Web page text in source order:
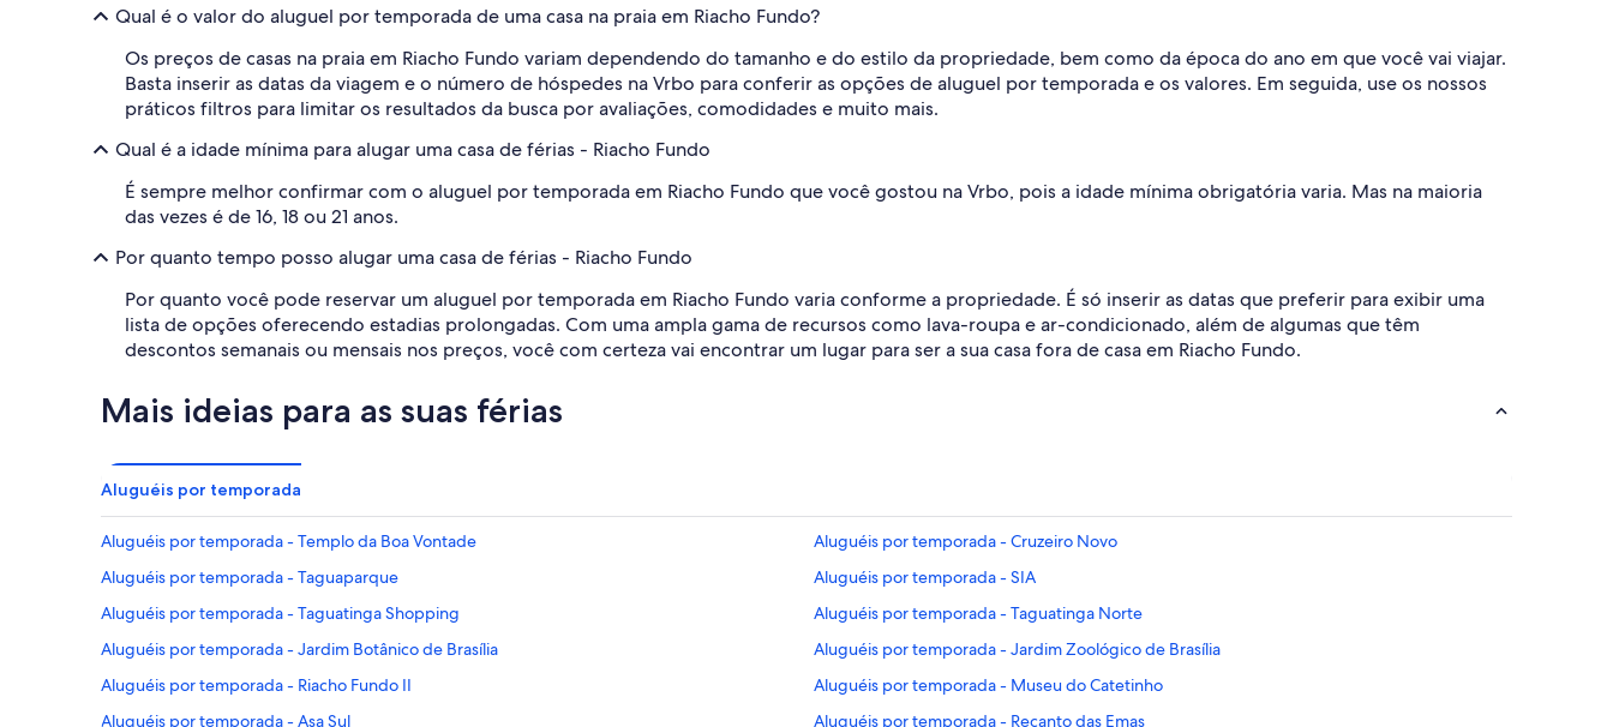
Qual é o valor do aluguel por temporada de uma casa na praia em Riacho Fundo?
Os preços de casas na praia em Riacho Fundo variam dependendo do tamanho e do estilo da propriedade, bem como da época do ano em que você vai viajar.
Basta inserir as datas da viagem e o número de hóspedes na Vrbo para conferir as opções de aluguel por temporada e os valores. Em seguida, use os nossos
práticos filtros para limitar os resultados da busca por avaliações, comodidades e muito mais.
Qual é a idade mínima para alugar uma casa de férias - Riacho Fundo
É sempre melhor confirmar com o aluguel por temporada em Riacho Fundo que você gostou na Vrbo, pois a idade mínima obrigatória varia. Mas na maioria
das vezes é de 16, 18 ou 21 anos.
Por quanto tempo posso alugar uma casa de férias - Riacho Fundo
Por quanto você pode reservar um aluguel por temporada em Riacho Fundo varia conforme a propriedade. É só inserir as datas que preferir para exibir uma
lista de opções oferecendo estadias prolongadas. Com uma ampla gama de recursos como lava-roupa e ar-condicionado, além de algumas que têm
descontos semanais ou mensais nos preços, você com certeza vai encontrar um lugar para ser a sua casa fora de casa em Riacho Fundo.
Mais ideias para as suas férias
Aluguéis por temporada
Aluguéis por temporada - Templo da Boa Vontade
Aluguéis por temporada - Cruzeiro Novo
Aluguéis por temporada - Taguaparque
Aluguéis por temporada - SIA
Aluguéis por temporada - Taguatinga Shopping
Aluguéis por temporada - Taguatinga Norte
Aluguéis por temporada - Jardim Botânico de Brasília
Aluguéis por temporada - Jardim Zoológico de Brasília
Aluguéis por temporada - Riacho Fundo II
Aluguéis por temporada - Museu do Catetinho
Aluguéis por temporada - Asa Sul
Aluguéis por temporada - Recanto das Emas